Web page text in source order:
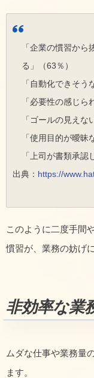
「企業の慣習か
る」（63％）
「自動化できそう
「必要性の感じら
「ゴールの見えな
「使用目的が曖昧
「上司が書類承認
出典： https://
このように二度手間
慣習が、業務の妨げ
非効率な業
ムダな仕事や業務量
ます。